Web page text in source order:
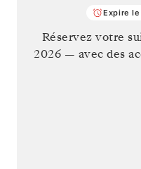
Expire
Réservez votre
2026 — avec des